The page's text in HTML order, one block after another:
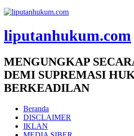
liputanhukum.com
MENGUNGKAP
DEMI SUPREMASI
BERKEADILAN
Beranda
DISCLAIMER
IKLAN